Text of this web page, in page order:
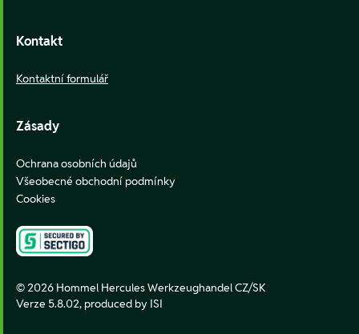
Kontakt
Kontaktní formulář
Zásady
Ochrana osobních údajů
Všeobecné obchodní podmínky
Cookies
© 2026 Hommel Hercules Werkzeughandel CZ/SK
Verze 5.8.02, produced by ISI